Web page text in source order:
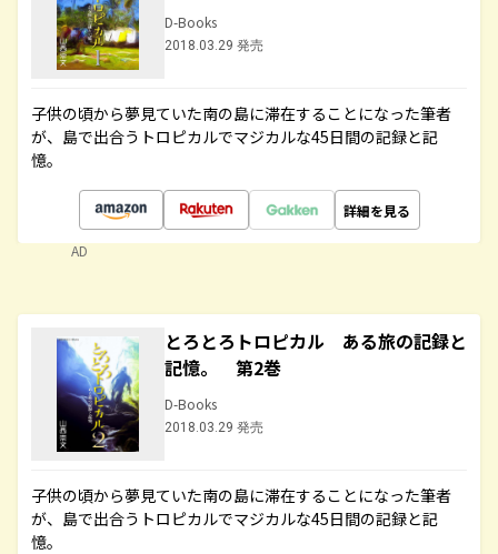
D-Books
2018.03.29 発売
子供の頃から夢見ていた南の島に滞在することになった筆者
が、島で出合うトロピカルでマジカルな45日間の記録と記
憶。
詳細を見る
AD
とろとろトロピカル ある旅の記録と
記憶。 第2巻
D-Books
2018.03.29 発売
子供の頃から夢見ていた南の島に滞在することになった筆者
が、島で出合うトロピカルでマジカルな45日間の記録と記
憶。